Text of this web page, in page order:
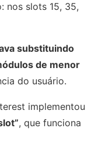
nos slots 15, 35,
substituindo
de menor
do usuário.
implementou
, que funciona